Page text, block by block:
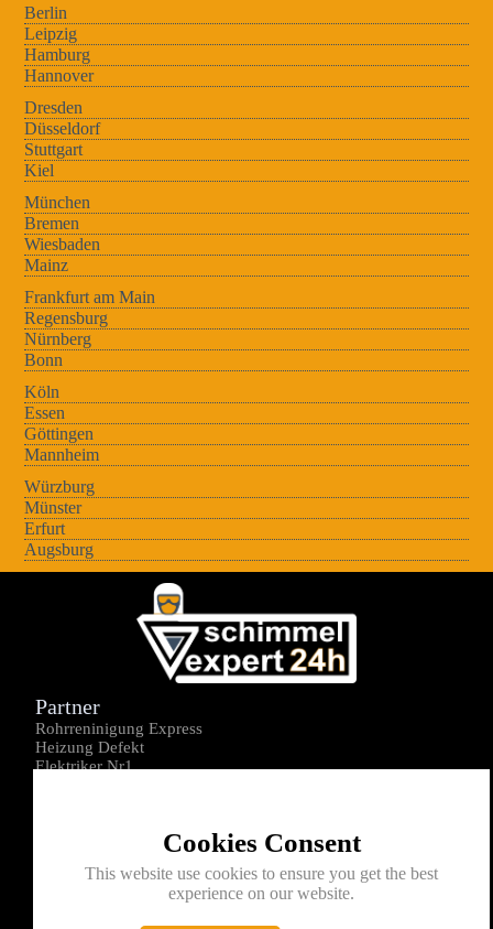
Berlin
Leipzig
Hamburg
Hannover
Dresden
Düsseldorf
Stuttgart
Kiel
München
Bremen
Wiesbaden
Mainz
Frankfurt am Main
Regensburg
Nürnberg
Bonn
Köln
Essen
Göttingen
Mannheim
Würzburg
Münster
Erfurt
Augsburg
Cookies Consent
This website use cookies to ensure you get the best
experience on our website.
Partner
Rohrreninigung Express
Heizung Defekt
Elektriker Nr1
Kontakt